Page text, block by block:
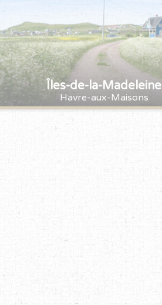
Îles-de-la-Madeleine
Havre-aux-Maisons